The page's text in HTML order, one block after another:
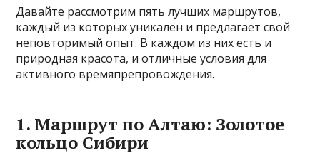
Давайте рассмотрим пять лучших маршрутов,
каждый из которых уникален и предлагает свой
неповторимый опыт. В каждом из них есть и
природная красота, и отличные условия для
активного времяпрепровождения.
1. Маршрут по Алтаю: Золотое
кольцо Сибири